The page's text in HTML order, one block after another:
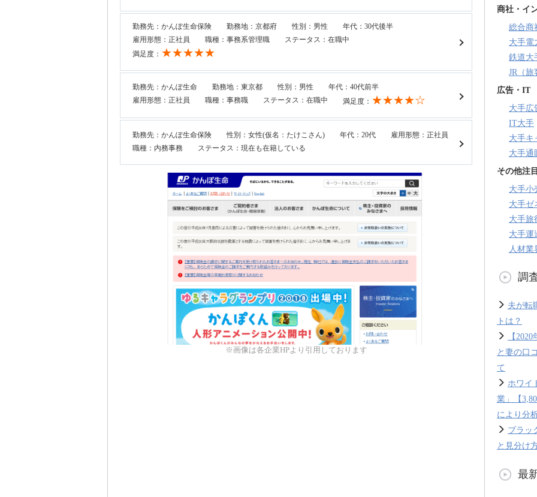
勤務先：かんぽ生命保険 勤務地：京都府 性別：男性
年代：30代後半
雇用形態：正社員
職種：事務系管理職
ステータス：在職中
満足度： ★★★★★
勤務先：かんぽ生命 勤務地：東京都 性別：男性
年代：40代前半
雇用形態：正社員
職種：事務職 ステータス：在職中 満足度： ★★★★☆
勤務先：かんぽ生命保険 性別：女性(仮名：たけこさん) 年代：20代
雇用形態：正社員
職種：内務事務
ステータス：現在も在籍している
※画像は各企業HPより引用しております
商社・イ
総合商
大手電
鉄道大
JR（旅
広告・IT
大手広
IT大手
大手キ
大手通
その他注
大手小
大手ゼ
大手旅
大手運
人材業
調
夫が転
トは？
【
と妻の口
て
ホワイ
業」【
により分
ブラッ
と見分け
最